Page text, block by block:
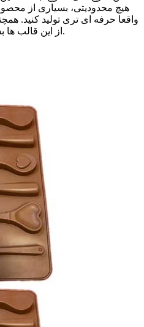
هیچ محدودیتی، بسیاری از
واقعا حرفه ای تری تولید کنید.
از این قالب ها بسیار آسان و بدون پیچیدگی ست.